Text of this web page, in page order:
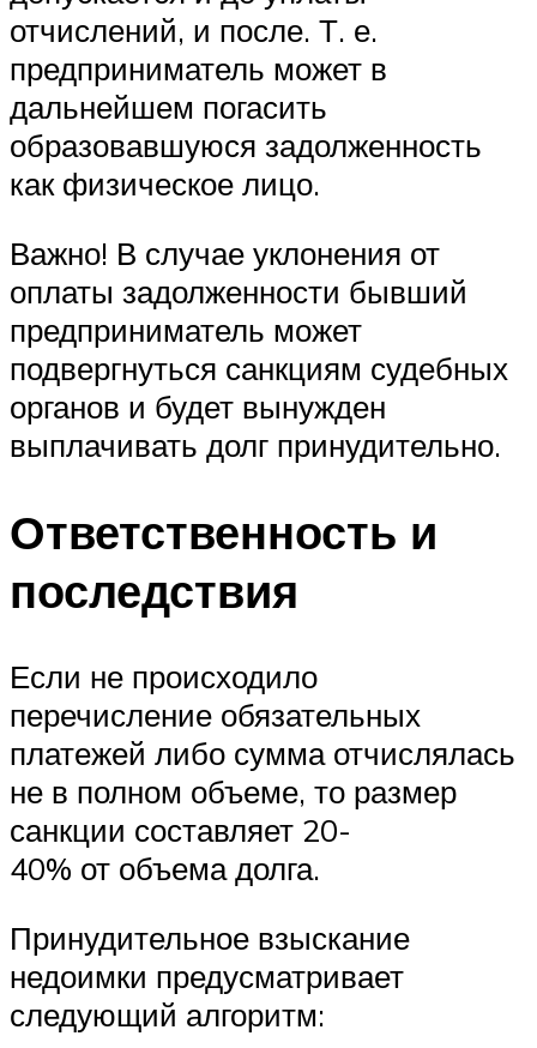
отчислений, и после. Т. е.
предприниматель может в
дальнейшем погасить
образовавшуюся задолженность
как физическое лицо.
Важно! В случае уклонения от
оплаты задолженности бывший
предприниматель может
подвергнуться санкциям судебных
органов и будет вынужден
выплачивать долг принудительно.
Ответственность и
последствия
Если не происходило
перечисление обязательных
платежей либо сумма отчислялась
не в полном объеме, то размер
санкции составляет 20-
40% от объема долга.
Принудительное взыскание
недоимки предусматривает
следующий алгоритм: